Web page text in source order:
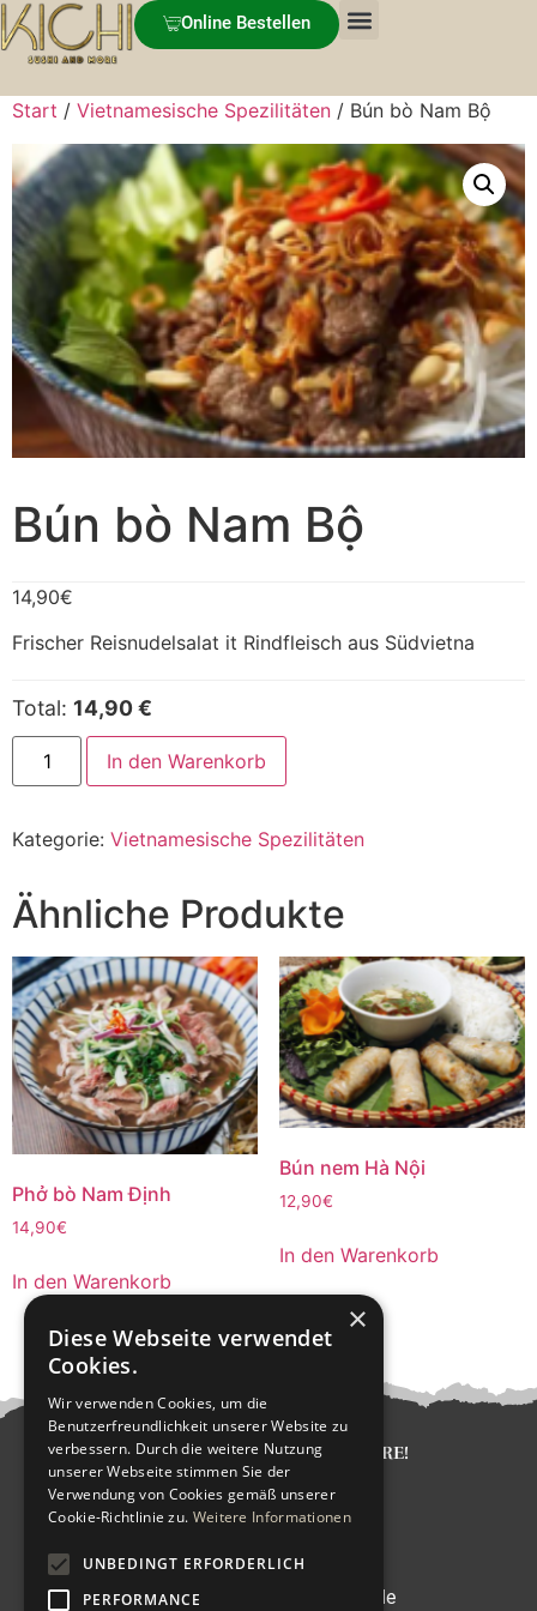
Online Bestellen
Start / Vietnamesische Spezilitäten / Bún bò Nam Bộ
Bún bò Nam Bộ
14,90€
Frischer Reisnudelsalat it Rindfleisch aus Südvietna
Total: 14,90 €
In den Warenkorb
Kategorie: Vietnamesische Spezilitäten
Ähnliche Produkte
Phở bò Nam Định
14,90€
In den Warenkorb
Bún nem Hà Nội
12,90€
In den Warenkorb
KICHI – SUSHI BAR AND MORE!
Lindenstraße 2,
14467 Potsdam
Telefon: 0331/ 27374843
E-Mail: contact@kichisushi.de
×
Diese Webseite verwendet
Cookies.
Wir verwenden Cookies, um die
Benutzerfreundlichkeit unserer Website zu
verbessern. Durch die weitere Nutzung
unserer Webseite stimmen Sie der
Verwendung von Cookies gemäß unserer
Cookie-Richtlinie zu. Weitere Informationen
UNBEDINGT ERFORDERLICH
PERFORMANCE